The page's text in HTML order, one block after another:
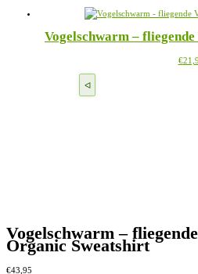
Vogelschwarm –
Organic Sweatshirt
€43,95
Vogelschwarm –
€